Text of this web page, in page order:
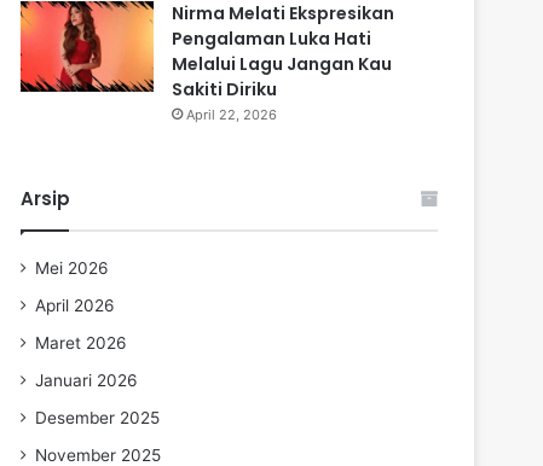
Nirma Melati Ekspresikan
Pengalaman Luka Hati
Melalui Lagu Jangan Kau
Sakiti Diriku
April 22, 2026
Arsip
Mei 2026
April 2026
Maret 2026
Januari 2026
Desember 2025
November 2025